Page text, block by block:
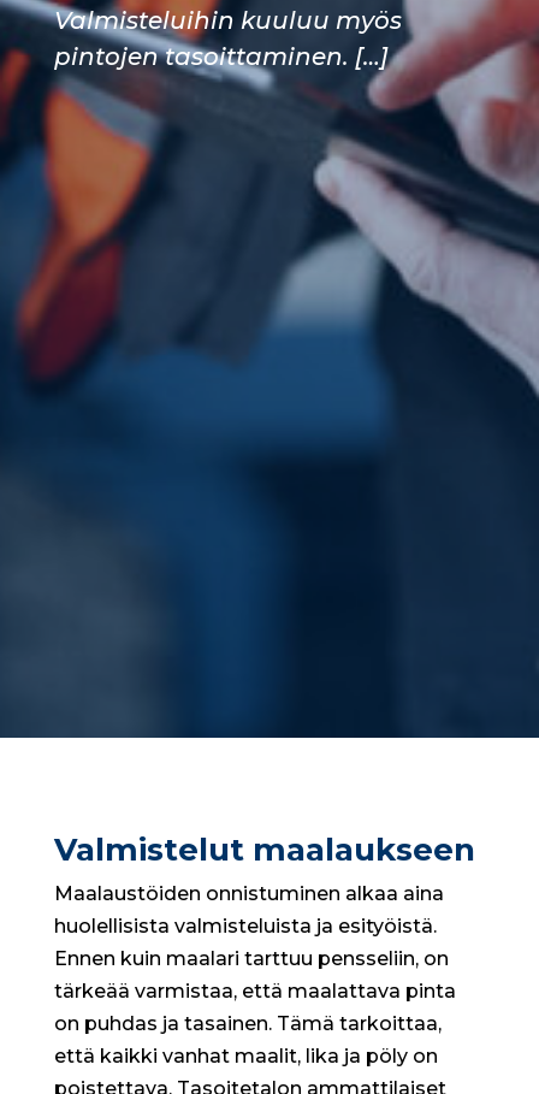
Valmisteluihin kuuluu myös
pintojen tasoittaminen. […]
Valmistelut maalaukseen
Maalaustöiden onnistuminen alkaa aina
huolellisista valmisteluista ja esityöistä.
Ennen kuin maalari tarttuu pensseliin, on
tärkeää varmistaa, että maalattava pinta
on puhdas ja tasainen. Tämä tarkoittaa,
että kaikki vanhat maalit, lika ja pöly on
poistettava. Tasoitetalon ammattilaiset